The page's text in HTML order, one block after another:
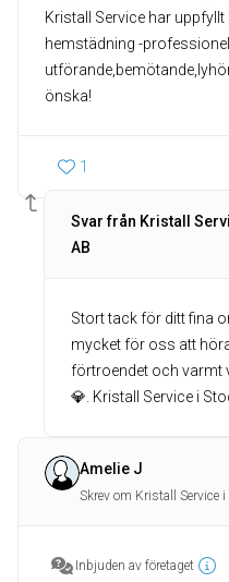
Kristall Service har
hemstädning -
önska!
1
Svar från Kristall
AB
Stort tack för ditt fina
mycket för oss att
förtroendet och varmt
💎. Kristall Service i
Amelie J
Skrev om Kristall Service
Inbjuden av företaget